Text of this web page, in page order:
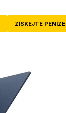
ZÍSKEJTE